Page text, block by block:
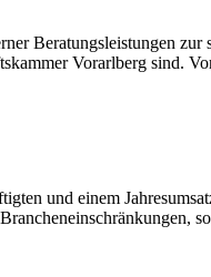
Beratungsleistungen
Vorarlberg sind.
und einem